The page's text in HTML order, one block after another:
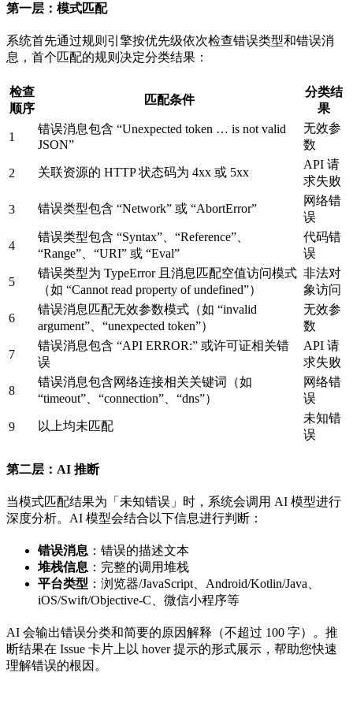
第一层：模式匹配
系统首先通过规则引擎按优先级依次检查错误类型和错误消
息，首个匹配的规则决定分类结果：
检查
顺序
匹配条件
分类结
果
1
错误消息包含 “Unexpected token … is not valid
JSON”
无效参
数
2 关联资源的 HTTP 状态码为 4xx 或 5xx
API 请
求失败
3 错误类型包含 “Network” 或 “AbortError”
网络错
误
4
错误类型包含 “Syntax”、“Reference”、
“Range”、“URI” 或 “Eval”
代码错
误
5
错误类型为 TypeError 且消息匹配空值访问模式
（如 “Cannot read property of undefined”）
非法对
象访问
6
错误消息匹配无效参数模式（如 “invalid
argument”、“unexpected token”）
无效参
数
7
错误消息包含 “API ERROR:” 或许可证相关错
误
API 请
求失败
8
错误消息包含网络连接相关关键词（如
“timeout”、“connection”、“dns”）
网络错
误
9 以上均未匹配
未知错
误
第二层：AI 推断
当模式匹配结果为「未知错误」时，系统会调用 AI 模型进行
深度分析。AI 模型会结合以下信息进行判断：
错误消息 ：错误的描述文本
堆栈信息 ：完整的调用堆栈
平台类型 ：浏览器/JavaScript、Android/Kotlin/Java、
iOS/Swift/Objective-C、微信小程序等
AI 会输出错误分类和简要的原因解释（不超过 100 字）。推
断结果在 Issue 卡片上以 hover 提示的形式展示，帮助您快速
理解错误的根因。